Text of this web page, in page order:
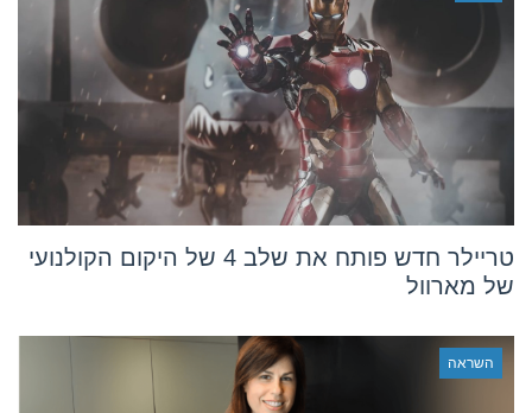
טריילר חדש פותח את שלב 4 של היקום הקולנועי
של מארוול
השראה